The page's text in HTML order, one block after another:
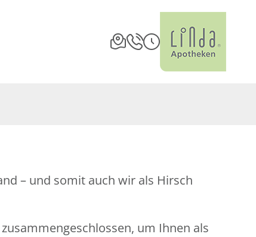
– und somit auch wir als Hirsch
um Ihnen als